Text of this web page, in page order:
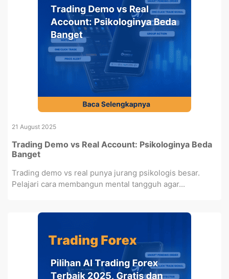
21 August 2025
Trading Demo vs Real Account: Psikologinya Beda
Banget
Trading demo vs real punya jurang psikologis besar.
Pelajari cara membangun mental tangguh agar...